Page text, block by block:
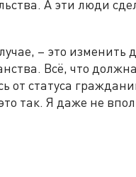
А эти люди
– это изменить
Всё, что
от статуса
так. Я даже не